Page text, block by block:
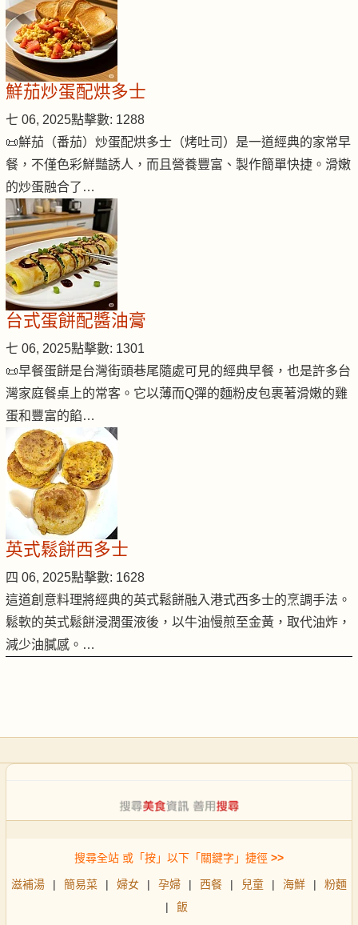
鮮茄炒蛋配烘多士
七 06, 2025點擊數: 1288
📜鮮茄（番茄）炒蛋配烘多士（烤吐司）是一道經典的家常早
餐，不僅色彩鮮豔誘人，而且營養豐富、製作簡單快捷。滑嫩
的炒蛋融合了…
台式蛋餅配醬油膏
七 06, 2025點擊數: 1301
📜早餐蛋餅是台灣街頭巷尾隨處可見的經典早餐，也是許多台
灣家庭餐桌上的常客。它以薄而Q彈的麵粉皮包裹著滑嫩的雞
蛋和豐富的餡…
英式鬆餅西多士
四 06, 2025點擊數: 1628
這道創意料理將經典的英式鬆餅融入港式西多士的烹調手法。
鬆軟的英式鬆餅浸潤蛋液後，以牛油慢煎至金黃，取代油炸，
減少油膩感。…
搜尋全站 或「按」以下「關鍵字」捷徑 >>
滋補湯 | 簡易菜 | 婦女 | 孕婦 | 西餐 | 兒童 | 海鮮 |
粉麵
|
飯